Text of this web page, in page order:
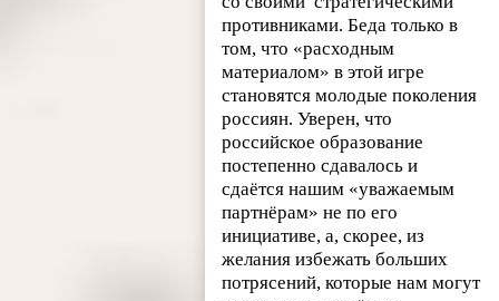
противниками. Беда только в
том, что «расходным
материалом» в этой игре
становятся молодые поколения
россиян. Уверен, что
российское образование
постепенно сдавалось и
сдаётся нашим «уважаемым
партнёрам» не по его
инициативе, а, скорее, из
желания избежать больших
потрясений, которые нам могут